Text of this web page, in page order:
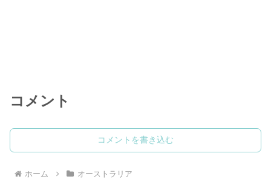
コメント
コメントを書き込む
ホーム オーストラリア